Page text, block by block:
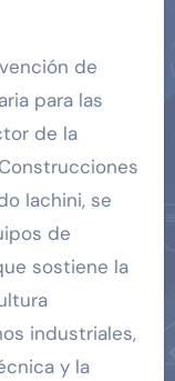
de
para las
de la
Iachini, se
de
sostiene la
industriales,
y la